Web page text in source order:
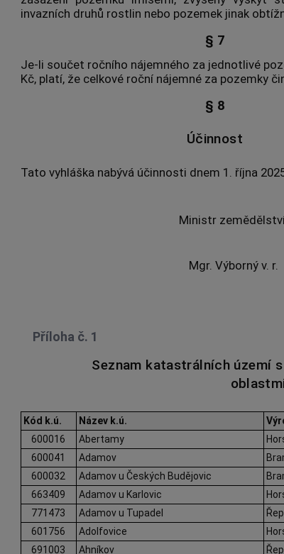
invazních druhů rostlin nebo pozemek jinak
§ 7
Je-li součet ročního nájemného za jednotlivé
Kč, platí, že celkové roční nájemné za pozemky
§ 8
Účinnost
Tato vyhláška nabývá účinnosti dnem 1. října
Ministr
Mgr. Výborný v. r.
Příloha č. 1
Seznam katastrálních území
Kód k.ú. Název k.ú.
600016
Abertamy
600041
Adamov
600032
Adamov u Českých Budějovic
663409
Adamov u Karlovic
771473
Adamov u Tupadel
601756
Adolfovice
691003
Ahníkov